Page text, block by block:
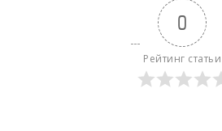
0
Рейтинг статьи